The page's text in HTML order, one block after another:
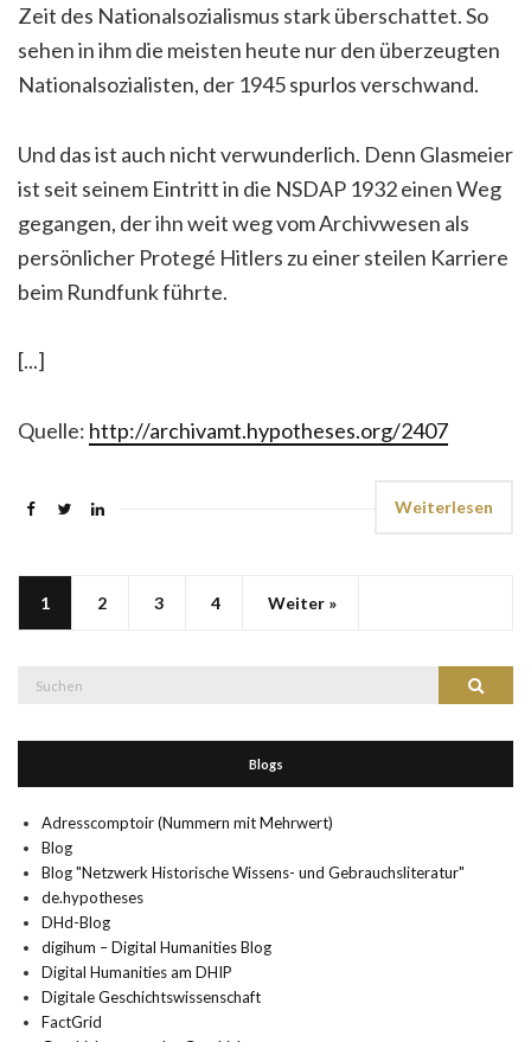
Zeit des Nationalsozialismus stark überschattet. So
sehen in ihm die meisten heute nur den überzeugten
Nationalsozialisten, der 1945 spurlos verschwand.
Und das ist auch nicht verwunderlich. Denn Glasmeier
ist seit seinem Eintritt in die NSDAP 1932 einen Weg
gegangen, der ihn weit weg vom Archivwesen als
persönlicher Protegé Hitlers zu einer steilen Karriere
beim Rundfunk führte.
[...]
Quelle: http://archivamt.hypotheses.org/2407
Weiterlesen
1 2 3 4 Weiter »
Suchen
Blogs
Adresscomptoir (Nummern mit Mehrwert)
Blog
Blog "Netzwerk Historische Wissens- und Gebrauchsliteratur"
de.hypotheses
DHd-Blog
digihum – Digital Humanities Blog
Digital Humanities am DHIP
Digitale Geschichtswissenschaft
FactGrid